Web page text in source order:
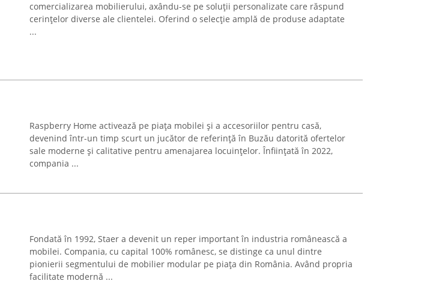
comercializarea mobilierului, axându-se pe soluții personalizate care răspund
cerințelor diverse ale clientelei. Oferind o selecție amplă de produse adaptate
...
Raspberry Home activează pe piața mobilei și a accesoriilor pentru casă,
devenind într-un timp scurt un jucător de referință în Buzău datorită ofertelor
sale moderne și calitative pentru amenajarea locuințelor. Înființată în 2022,
compania ...
Fondată în 1992, Staer a devenit un reper important în industria românească a
mobilei. Compania, cu capital 100% românesc, se distinge ca unul dintre
pionierii segmentului de mobilier modular pe piața din România. Având propria
facilitate modernă ...